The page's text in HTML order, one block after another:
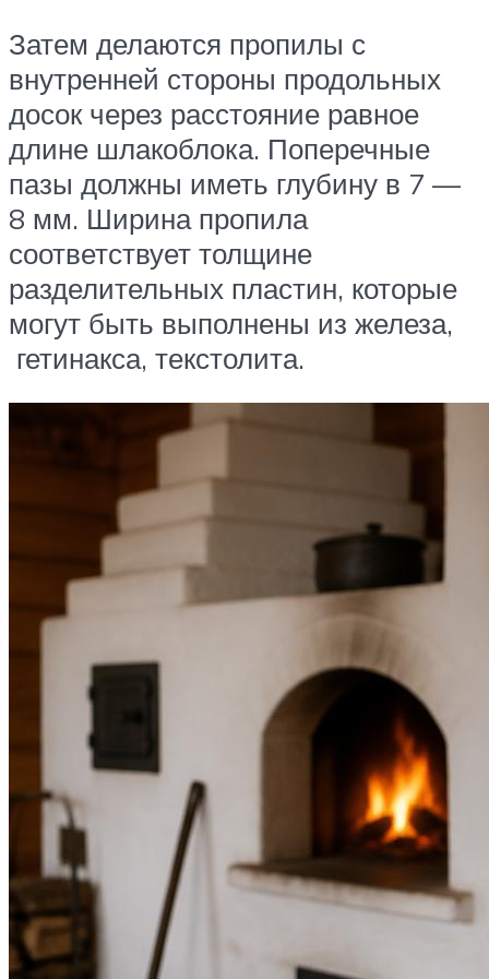
Затем делаются пропилы с
внутренней стороны продольных
досок через расстояние равное
длине шлакоблока. Поперечные
пазы должны иметь глубину в 7 —
8 мм. Ширина пропила
соответствует толщине
разделительных пластин, которые
могут быть выполнены из железа,
гетинакса, текстолита.